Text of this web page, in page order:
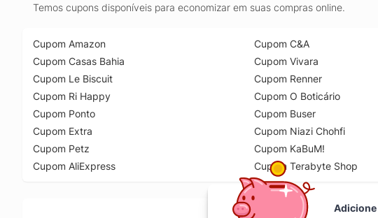
Temos cupons disponíveis para economizar em suas compras online.
Cupom Amazon
Cupom Casas Bahia
Cupom Le Biscuit
Cupom Ri Happy
Cupom Ponto
Cupom Extra
Cupom Petz
Cupom AliExpress
Cupom C&A
Cupom Vivara
Cupom Renner
Cupom O Boticário
Cupom Buser
Cupom Niazi Chohfi
Cupom KaBuM!
Cupom Terabyte Shop